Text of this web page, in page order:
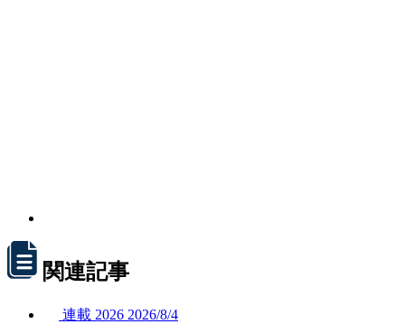
関連記事
連載 2026 2026/8/4